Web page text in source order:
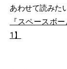
あわせて読みた
『スペースボ
1】